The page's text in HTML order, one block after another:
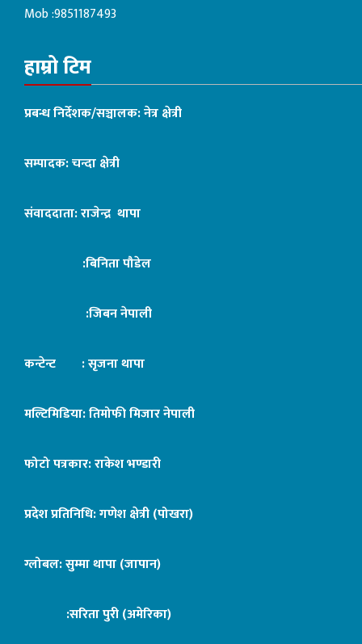
Mob :9851187493
हाम्रो टिम
प्रबन्ध निर्देशक/सञ्चालक: नेत्र क्षेत्री
सम्पादक: चन्दा क्षेत्री
संवाददाता: राजेन्द्र थापा
:बिनिता पौडेल
:जिबन नेपाली
कन्टेन्ट : सृजना थापा
मल्टिमिडिया: तिमोफी मिजार नेपाली
फोटो पत्रकार: राकेश भण्डारी
प्रदेश प्रतिनिधि: गणेश क्षेत्री (पोखरा)
ग्लोबल: सुम्मा थापा (जापान)
:सरिता पुरी (अमेरिका)